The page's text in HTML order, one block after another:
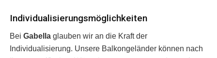
Individualisierungsmöglichkeiten
Bei Gabella glauben wir an die Kraft der
Individualisierung. Unsere Balkongeländer können nach